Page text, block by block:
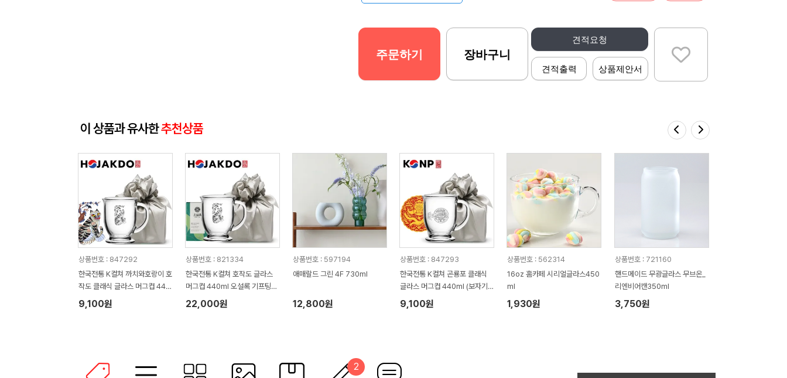
견적요청
견적출력 상품제안서
주문하기 장바구니
이 상품과 유사한추천상품
상품번호 : 847292
한국전통 K컬쳐 까치와호랑이 호
작도 클래식 글라스 머그컵 440
ml (보자기 포장)
9,100원
상품번호 : 821334
한국전통 K컬쳐 호작도 글라스
머그컵 440ml 오설록 기프팅
(보자기 포장)
22,000원
상품번호 : 597194
애매랄드 그린 4F 730ml
12,800원
상품번호 : 847293
한국전통 K컬쳐 곤룡포 클래식
글라스 머그컵 440ml (보자기
포장)
9,100원
상품번호 : 562314
16oz 홈카페 시리얼글라스450
ml
1,930원
상품번호 : 721160
핸드메이드 무광글라스 무브온_
리엔비어캔350ml
3,750원
2